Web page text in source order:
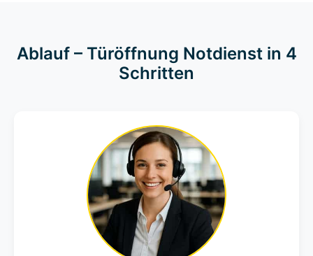
Ablauf – Türöffnung Notdienst in 4
Schritten